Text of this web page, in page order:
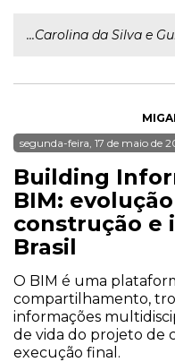
...Carolina da Silva e
segunda-feira, 17 de maio de
Building
BIM:
construção e
Brasil
O BIM é uma
compartilhamento,
informações
de vida do projeto de
execução final.